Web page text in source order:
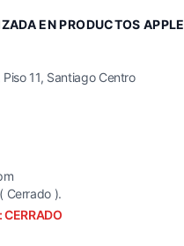
EN PRODUCTOS APPLE
11, Santiago Centro
Cerrado ).